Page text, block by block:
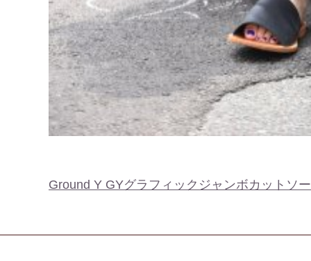
Ground Y GYグラフィックジャンボカットソ